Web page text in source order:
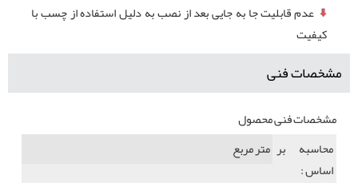
عدم قابلیت جا به جایی بعد از نصب به دلیل استفاده از چسب با
کیفیت
مشخصات فنی
مشخصات فنی محصول
محاسبه بر
اساس :
متر مربع